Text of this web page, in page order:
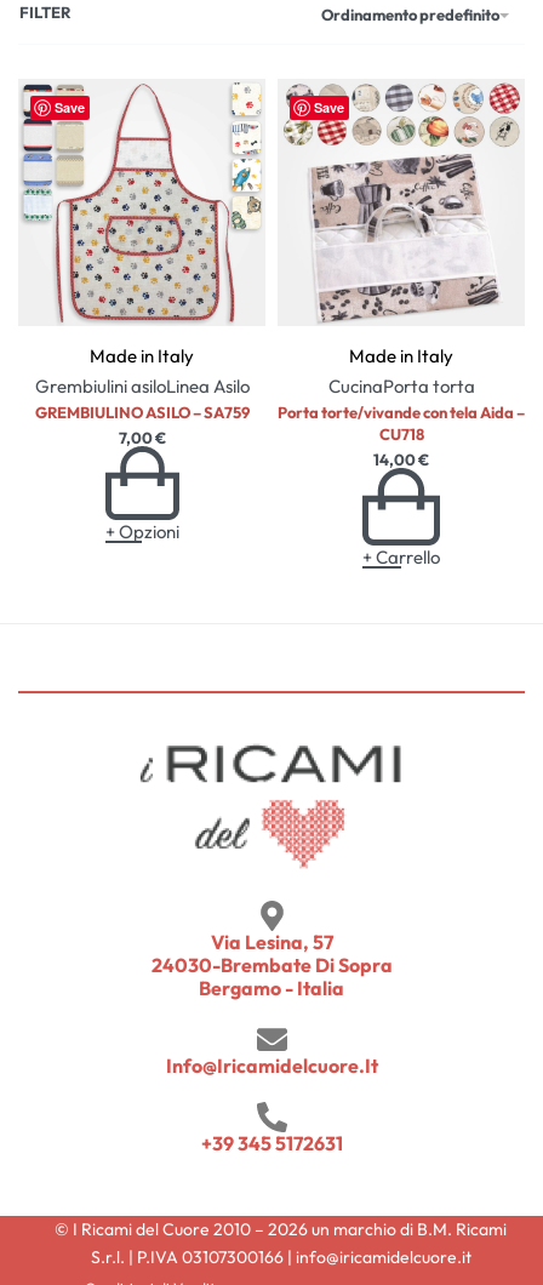
Ordinamento predefinito
FILTER
Save
Made in Italy
Grembiulini asiloLinea Asilo
GREMBIULINO ASILO – SA759
7,00€
+ Opzioni
Save
Made in Italy
CucinaPorta torta
Porta torte/vivande con tela Aida –
CU718
14,00€
+ Carrello
Via Lesina, 57
24030-Brembate Di Sopra
Bergamo - Italia
Info@iricamidelcuore.it
+39 345 5172631
© I Ricami del Cuore 2010 – 2026 un marchio di B.M. Ricami
S.r.l. | P.IVA 03107300166 | info@iricamidelcuore.it